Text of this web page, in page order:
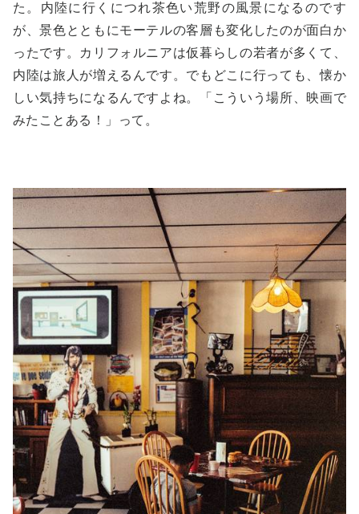
た。内陸に行くにつれ茶色い荒野の風景になるのです
が、景色とともにモーテルの客層も変化したのが面白か
ったです。カリフォルニアは仮暮らしの若者が多くて、
内陸は旅人が増えるんです。でもどこに行っても、懐か
しい気持ちになるんですよね。「こういう場所、映画で
みたことある！」って。